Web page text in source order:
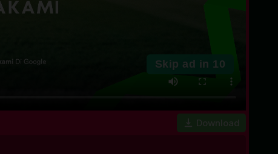
Skip ad in 10
Download